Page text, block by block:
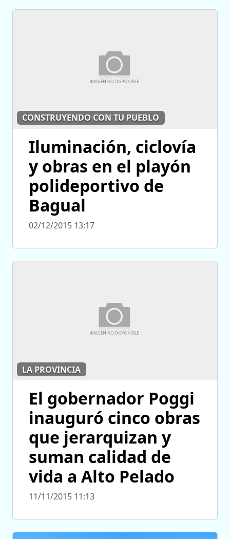
CONSTRUYENDO CON TU PUEBLO
Iluminación, ciclovía
y obras en el playón
polideportivo de
Bagual
02/12/2015 13:17
LA PROVINCIA
El gobernador Poggi
inauguró cinco obras
que jerarquizan y
suman calidad de
vida a Alto Pelado
11/11/2015 11:13